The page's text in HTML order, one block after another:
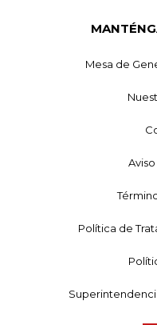
Mesa de
Política de